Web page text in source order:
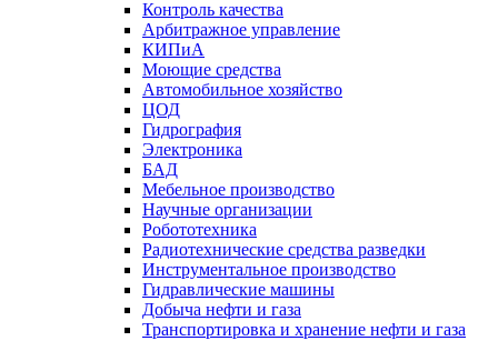
Контроль качества
Арбитражное управление
КИПиА
Моющие средства
Автомобильное хозяйство
ЦОД
Гидрография
Электроника
БАД
Мебельное производство
Научные организации
Робототехника
Радиотехнические средства разведки
Инструментальное производство
Гидравлические машины
Добыча нефти и газа
Транспортировка и хранение нефти и газа